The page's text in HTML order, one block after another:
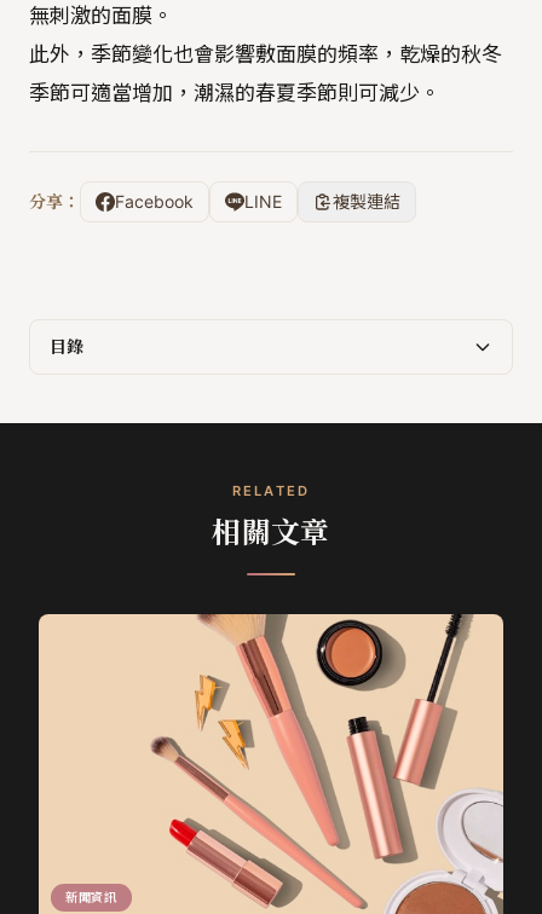
無刺激的面膜。
此外，季節變化也會影響敷面膜的頻率，乾燥的秋冬
季節可適當增加，潮濕的春夏季節則可減少。
分享： Facebook LINE 複製連結
目錄
RELATED
相關文章
新聞資訊